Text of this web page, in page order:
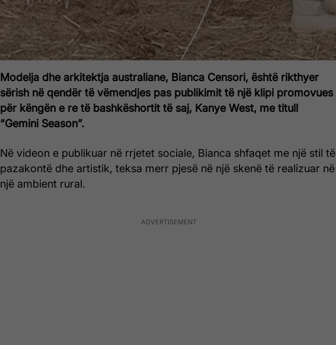
Modelja dhe arkitektja australiane, Bianca Censori, është rikthyer
sërish në qendër të vëmendjes pas publikimit të një klipi promovues
për këngën e re të bashkëshortit të saj, Kanye West, me titull
“Gemini Season”.
Në videon e publikuar në rrjetet sociale, Bianca shfaqet me një stil të
pazakontë dhe artistik, teksa merr pjesë në një skenë të realizuar në
një ambient rural.